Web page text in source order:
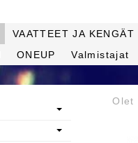
VAATTEET JA KENGÄT
ONEUP Valmistajat